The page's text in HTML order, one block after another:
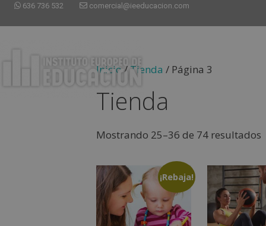
636 736 532 comercial@ieeducacion.com
Inicio/ Tienda / Página 3
Tienda
Mostrando 25–36 de 74 resultados
¡Rebaja!